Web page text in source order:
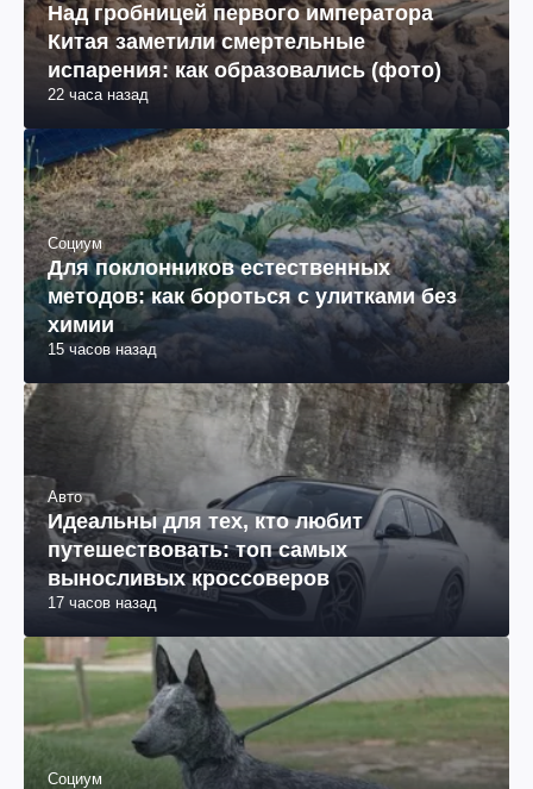
Над гробницей первого императора
Китая заметили смертельные
испарения: как образовались (фото)
22 часа назад
Социум
Для поклонников естественных
методов: как бороться с улитками без
химии
15 часов назад
Авто
Идеальны для тех, кто любит
путешествовать: топ самых
выносливых кроссоверов
17 часов назад
Социум